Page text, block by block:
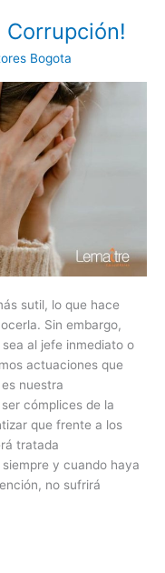
Corrupción!
Bogota
sutil, lo que hace
Sin embargo,
al jefe inmediato o
actuaciones que
nuestra
cómplices de la
que frente a los
tratada
y cuando haya
no sufrirá